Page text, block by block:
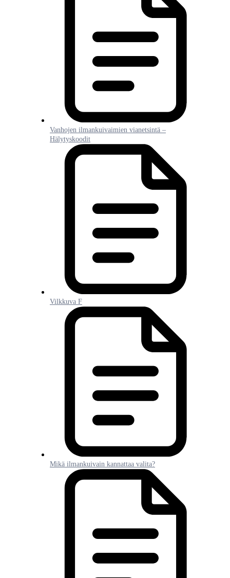
Vanhojen ilmankuivaimien vianetsintä –
Hälytyskoodit
Vilkkuva F
Mikä ilmankuivain kannattaa valita?